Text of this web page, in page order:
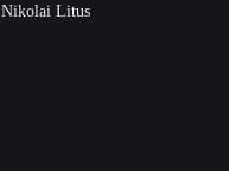
Nikolai Litus